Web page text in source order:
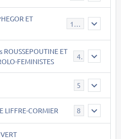
ET
147
ROUSSEPOUTINE ET
FEMINISTES
40
5
LIFFRE-CORMIER 8